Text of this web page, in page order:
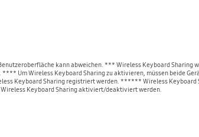
kann abweichen. *** Wireless Keyboard Sharing
Um Wireless Keyboard Sharing zu aktivieren, müssen beide
Keyboard Sharing registriert werden. ****** Wireless Keyboard
Wireless Keyboard Sharing aktiviert/deaktiviert werden.